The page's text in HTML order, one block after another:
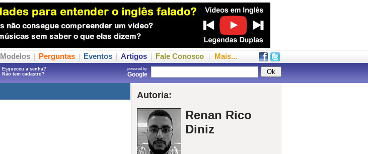
Modelos Perguntas Eventos Artigos Fale Conosco Mais...
Esqueceu a senha?
Não tem cadastro?
powered by
Google
Autoria:
Renan Rico
Diniz